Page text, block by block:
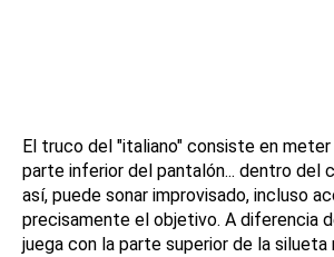
El truco del "italiano" consiste en
parte inferior del pantalón... dentro del
así, puede sonar improvisado, incluso
precisamente el objetivo. A diferencia
juega con la parte superior de la